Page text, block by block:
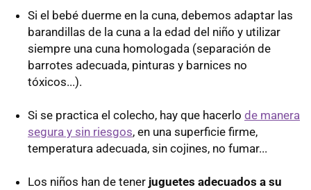
Si el bebé duerme en la cuna, debemos adaptar las
barandillas de la cuna a la edad del niño y utilizar
siempre una cuna homologada (separación de
barrotes adecuada, pinturas y barnices no
tóxicos...).
Si se practica el colecho, hay que hacerlo de manera
segura y sin riesgos, en una superficie firme,
temperatura adecuada, sin cojines, no fumar...
Los niños han de tener juguetes adecuados a su